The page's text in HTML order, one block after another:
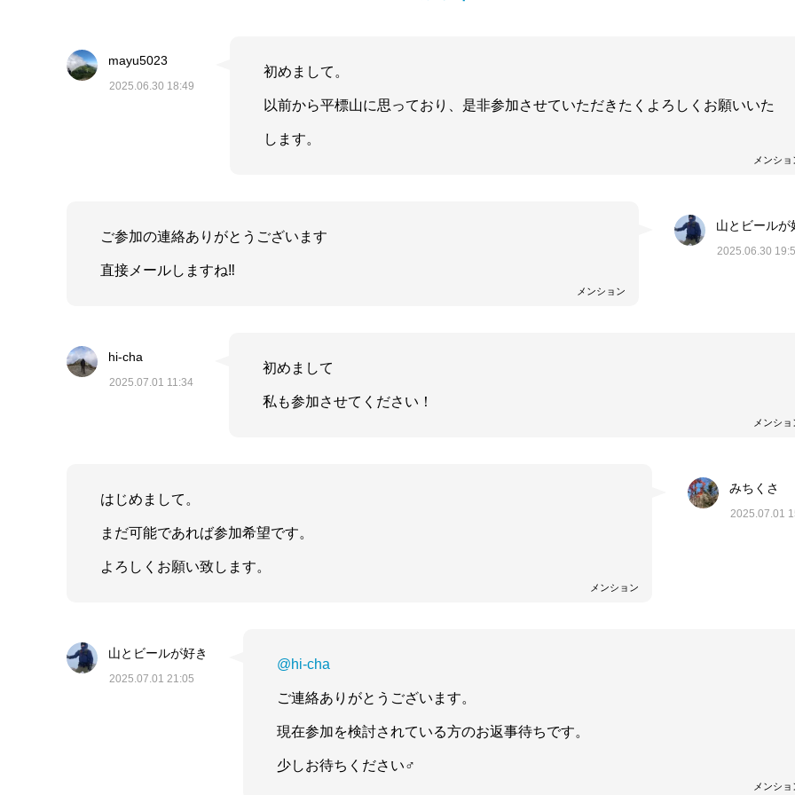
mayu5023
2025.06.30 18:49
メンショ
初めまして。
以前から平標山に思っており、是非参加させていただきたくよろしくお願いいた
します。
山とビールが
2025.06.30
メンション
ご参加の連絡ありがとうございます
直接メールしますね‼︎
hi-cha
2025.07.01 11:34
メンショ
初めまして
私も参加させてください！
みちくさ
2025.07.01
メンション
はじめまして。
まだ可能であれば参加希望です。
よろしくお願い致します。
山とビールが好き
2025.07.01 21:05
メンショ
@hi-cha
ご連絡ありがとうございます。
現在参加を検討されている方のお返事待ちです。
少しお待ちください‍♂️